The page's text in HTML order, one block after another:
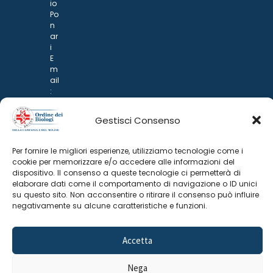
Gestisci Consenso
Per fornire le migliori esperienze, utilizziamo tecnologie come i
cookie per memorizzare e/o accedere alle informazioni del
dispositivo. Il consenso a queste tecnologie ci permetterà di
elaborare dati come il comportamento di navigazione o ID unici
su questo sito. Non acconsentire o ritirare il consenso può influire
negativamente su alcune caratteristiche e funzioni.
Accetta
Nega
io
Po
n
ar
i
E
m
ail
:
d
@
o
n
ar
i.it